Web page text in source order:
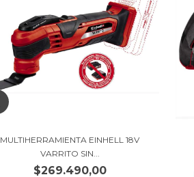
MULTIHERRAMIENTA EINHELL 18V
VARRITO SIN...
$269.490,00